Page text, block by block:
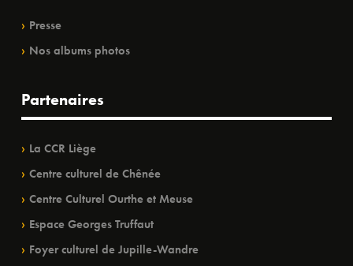
Presse
Nos albums photos
Partenaires
La CCR Liège
Centre culturel de Chênée
Centre Culturel Ourthe et Meuse
Espace Georges Truffaut
Foyer culturel de Jupille-Wandre